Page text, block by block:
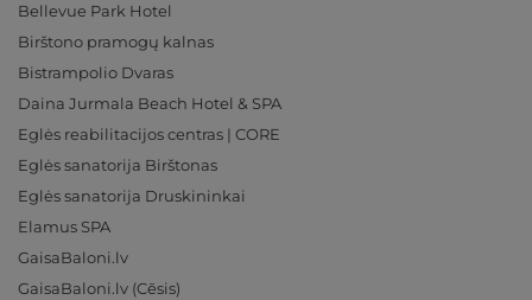
Bellevue Park Hotel
Birštono pramogų kalnas
Bistrampolio Dvaras
Daina Jurmala Beach Hotel & SPA
Eglės reabilitacijos centras | CORE
Eglės sanatorija Birštonas
Eglės sanatorija Druskininkai
Elamus SPA
GaisaBaloni.lv
GaisaBaloni.lv (Cēsis)